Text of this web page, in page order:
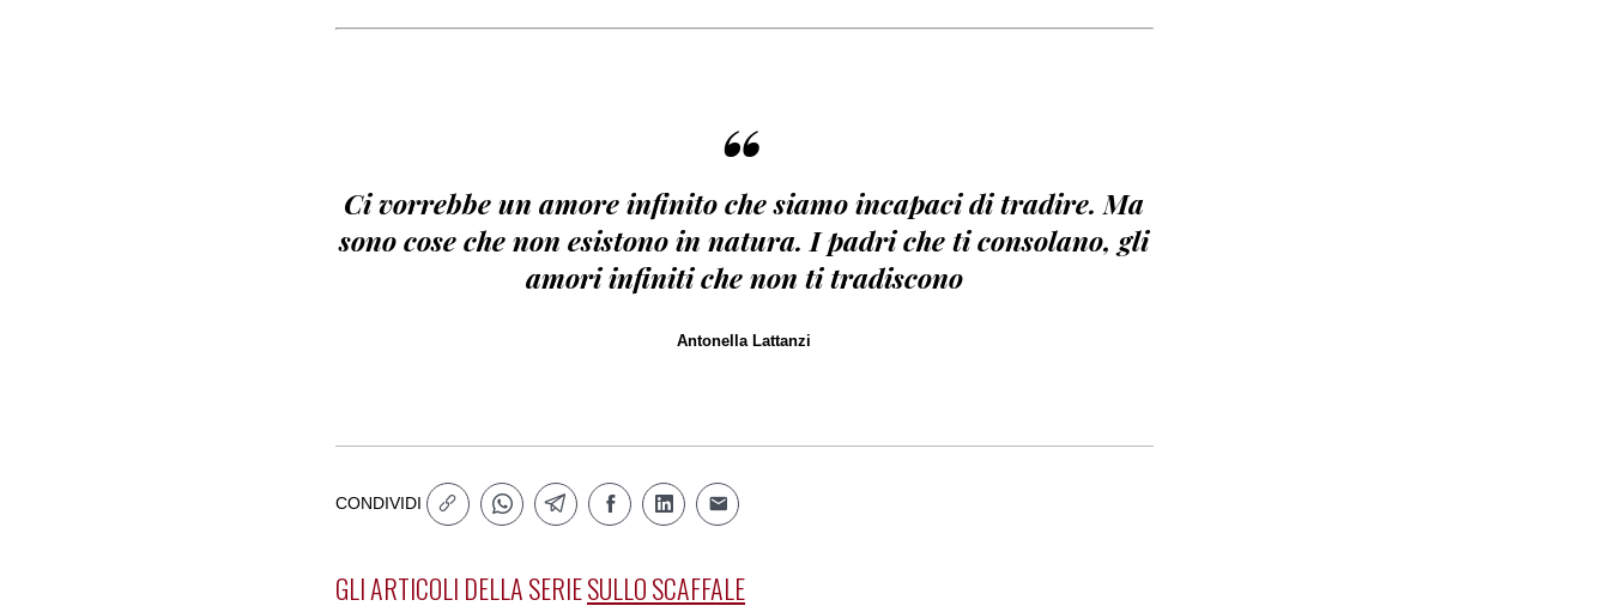
“
Ci vorrebbe un amore infinito che siamo incapaci di tradire. Ma
sono cose che non esistono in natura. I padri che ti consolano, gli
amori infiniti che non ti tradiscono
Antonella Lattanzi
CONDIVIDI
GLI ARTICOLI DELLA SERIESULLO SCAFFALE